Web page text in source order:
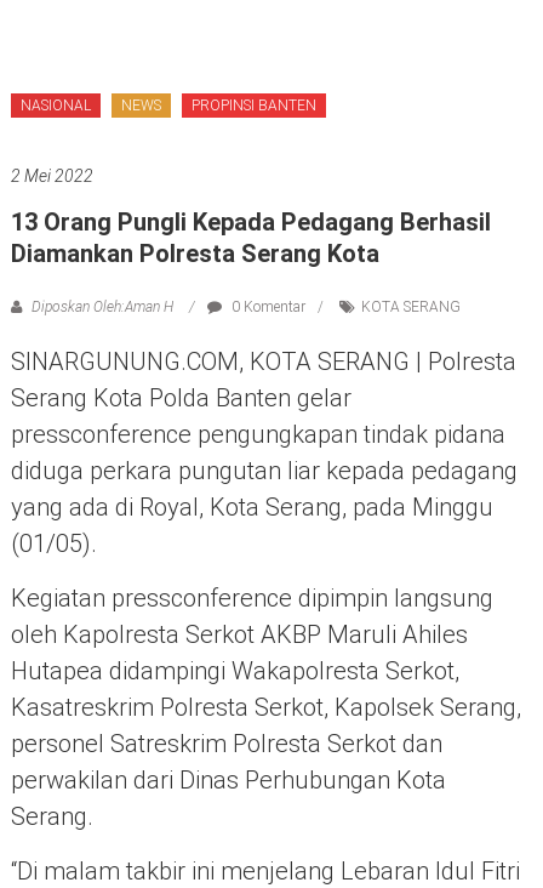
NASIONAL NEWS PROPINSI BANTEN
2 Mei 2022
13 Orang Pungli Kepada Pedagang Berhasil
Diamankan Polresta Serang Kota
Diposkan Oleh:Aman H 0 Komentar KOTA SERANG
SINARGUNUNG.COM, KOTA SERANG | Polresta
Serang Kota Polda Banten gelar
pressconference pengungkapan tindak pidana
diduga perkara pungutan liar kepada pedagang
yang ada di Royal, Kota Serang, pada Minggu
(01/05).
Kegiatan pressconference dipimpin langsung
oleh Kapolresta Serkot AKBP Maruli Ahiles
Hutapea didampingi Wakapolresta Serkot,
Kasatreskrim Polresta Serkot, Kapolsek Serang,
personel Satreskrim Polresta Serkot dan
perwakilan dari Dinas Perhubungan Kota
Serang.
“Di malam takbir ini menjelang Lebaran Idul Fitri